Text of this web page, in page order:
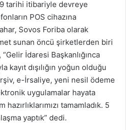
tarihi itibariyle devreye
POS cihazına
Sovos Foriba olarak
sunan öncü şirketlerden biri
İdaresi Başkanlığınca
kayıt dışılığın yoğun olduğu
e-İrsaliye, yeni nesil ödeme
uygulamalar hayata
tamamladık. 5
yaptık” dedi.